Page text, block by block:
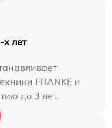
х лет
FRANKE и
до 3 лет.